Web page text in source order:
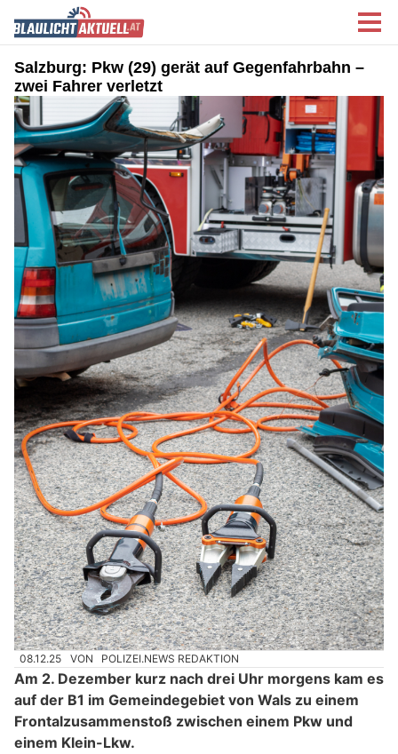
Salzburg: Pkw (29) gerät auf Gegenfahrbahn –
zwei Fahrer verletzt
08.12.25 VON POLIZEI.NEWS REDAKTION
Am 2. Dezember kurz nach drei Uhr morgens kam es
auf der B1 im Gemeindegebiet von Wals zu einem
Frontalzusammenstoß zwischen einem Pkw und
einem Klein-Lkw.